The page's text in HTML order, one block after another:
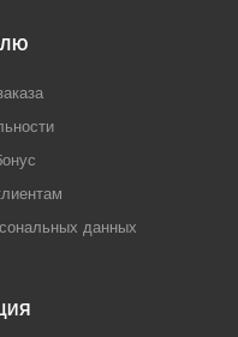
данных